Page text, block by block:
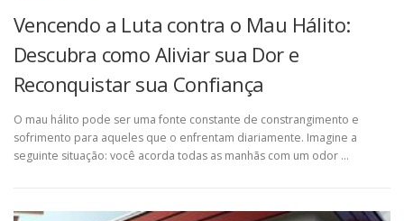
Vencendo a Luta contra o Mau Hálito:
Descubra como Aliviar sua Dor e
Reconquistar sua Confiança
O mau hálito pode ser uma fonte constante de constrangimento e
sofrimento para aqueles que o enfrentam diariamente. Imagine a
seguinte situação: você acorda todas as manhãs com um odor …